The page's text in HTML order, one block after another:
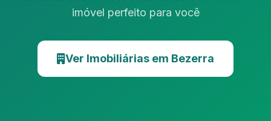
imóvel perfeito para você
Ver Imobiliárias em Bezerra